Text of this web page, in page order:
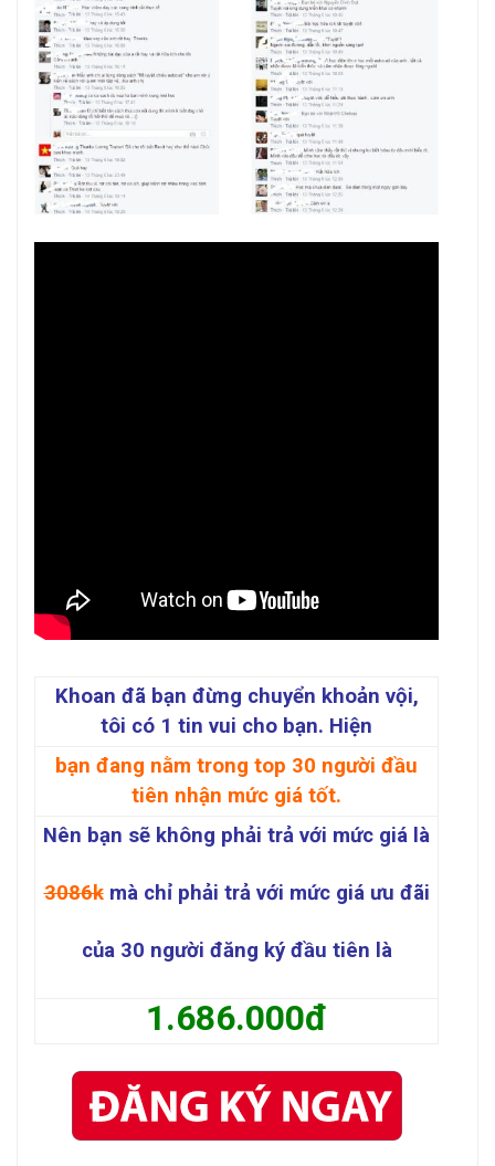
Khoan đã bạn đừng chuyển khoản vội,
tôi có 1 tin vui cho bạn. Hiện
bạn đang nằm trong top 30 người đầu
tiên nhận mức giá tốt.
Nên bạn sẽ không phải trả với mức giá là
3086k mà chỉ phải trả với mức giá ưu đãi
của 30 người đăng ký đầu tiên là
1.686.000đ